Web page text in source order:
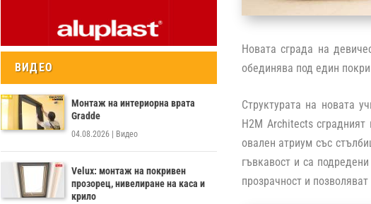
ВИДЕО
Монтаж на интериорна врата
Gradde
04.08.2026 Видео
Velux: монтаж на покривен
прозорец, нивелиране на каса и
крило
Новата сграда на
обединява под един
Структурата на новата
H2M Architects
овален атриум със
гъвкавост и са
прозрачност и